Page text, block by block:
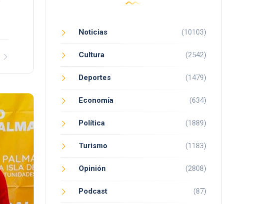
Noticias (10103)
Cultura (2542)
Deportes (1479)
Economía (634)
Política (1889)
Turismo (1183)
Opinión (2808)
Podcast (87)